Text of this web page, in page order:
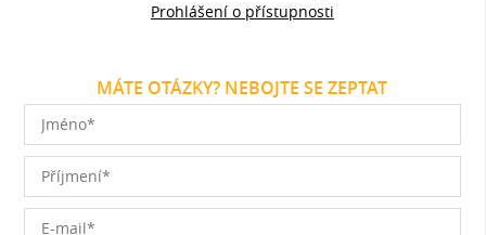
Prohlášení o přístupnosti
MÁTE OTÁZKY? NEBOJTE SE ZEPTAT